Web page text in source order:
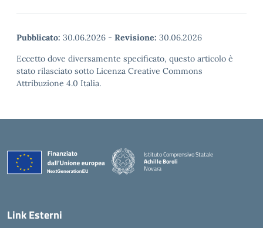
Pubblicato: 30.06.2026 - Revisione: 30.06.2026
Eccetto dove diversamente specificato, questo articolo è
stato rilasciato sotto Licenza Creative Commons
Attribuzione 4.0 Italia.
Istituto Comprensivo Statale
Achille Boroli
Novara
Link Esterni